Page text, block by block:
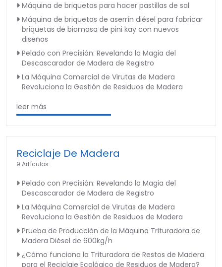
Máquina de briquetas para hacer pastillas de sal
Máquina de briquetas de aserrín diésel para fabricar
briquetas de biomasa de pini kay con nuevos
diseños
Pelado con Precisión: Revelando la Magia del
Descascarador de Madera de Registro
La Máquina Comercial de Virutas de Madera
Revoluciona la Gestión de Residuos de Madera
leer más
Reciclaje De Madera
9 Artículos
Pelado con Precisión: Revelando la Magia del
Descascarador de Madera de Registro
La Máquina Comercial de Virutas de Madera
Revoluciona la Gestión de Residuos de Madera
Prueba de Producción de la Máquina Trituradora de
Madera Diésel de 600kg/h
¿Cómo funciona la Trituradora de Restos de Madera
para el Reciclaje Ecológico de Residuos de Madera?